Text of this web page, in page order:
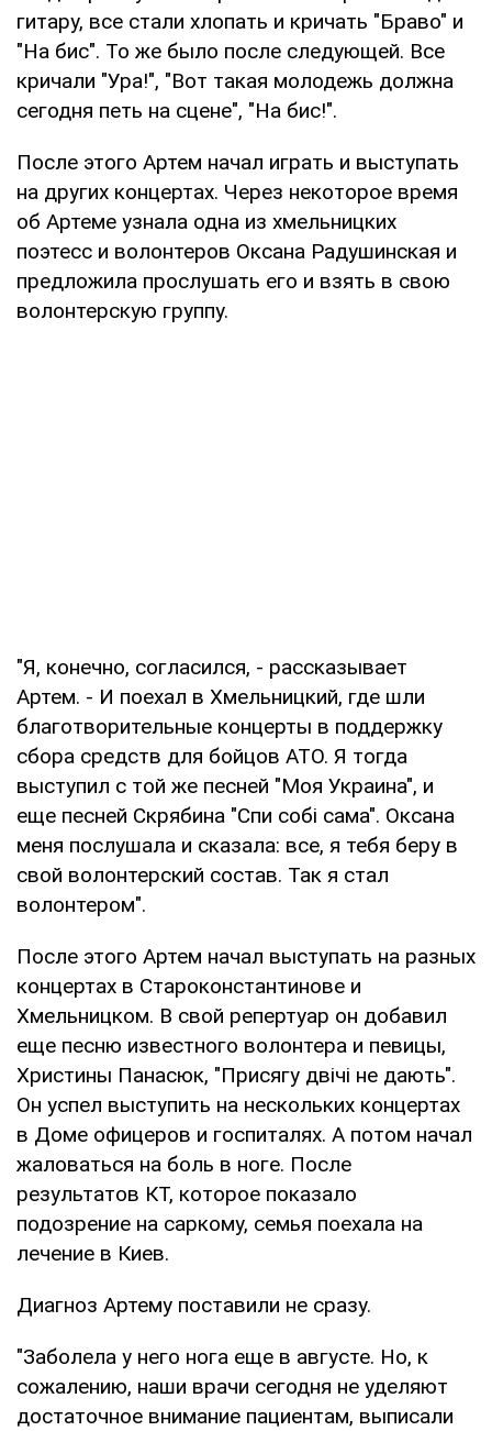
гитару, все стали хлопать и кричать "Браво" и
"На бис". То же было после следующей. Все
кричали "Ура!", "Вот такая молодежь должна
сегодня петь на сцене", "На бис!".
После этого Артем начал играть и выступать
на других концертах. Через некоторое время
об Артеме узнала одна из хмельницких
поэтесс и волонтеров Оксана Радушинская и
предложила прослушать его и взять в свою
волонтерскую группу.
"Я, конечно, согласился, - рассказывает
Артем. - И поехал в Хмельницкий, где шли
благотворительные концерты в поддержку
сбора средств для бойцов АТО. Я тогда
выступил с той же песней "Моя Украина", и
еще песней Скрябина "Спи собі сама". Оксана
меня послушала и сказала: все, я тебя беру в
свой волонтерский состав. Так я стал
волонтером".
После этого Артем начал выступать на разных
концертах в Староконстантинове и
Хмельницком. В свой репертуар он добавил
еще песню известного волонтера и певицы,
Христины Панасюк, "Присягу двічі не дають".
Он успел выступить на нескольких концертах
в Доме офицеров и госпиталях. А потом начал
жаловаться на боль в ноге. После
результатов КТ, которое показало
подозрение на саркому, семья поехала на
лечение в Киев.
Диагноз Артему поставили не сразу.
"Заболела у него нога еще в августе. Но, к
сожалению, наши врачи сегодня не уделяют
достаточное внимание пациентам, выписали